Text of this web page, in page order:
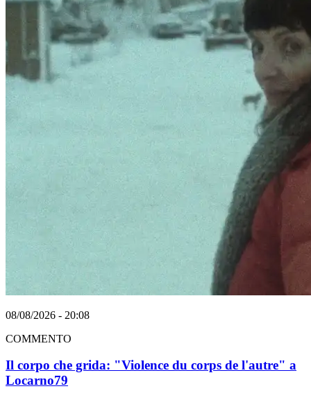
08/08/2026 - 20:08
COMMENTO
Il corpo che grida: "Violence du corps de l'autre" a
Locarno79